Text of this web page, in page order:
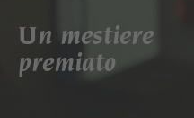
Un mestiere
premiato